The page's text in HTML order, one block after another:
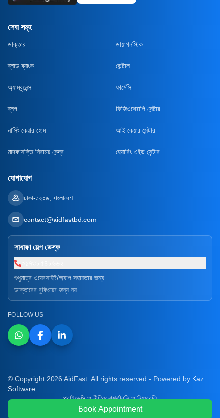
Book Appointment
সেবা সমূহ
ডাক্তার ডায়াগনস্টিক
ব্লাড ব্যাংক ডেন্টাল
অ্যাম্বুলেন্স ফার্মেসি
ব্লগ ফিজিওথেরাপি সেন্টার
নার্সিং কেয়ার হোম আই কেয়ার সেন্টার
মাদকাসক্তি নিরাময় কেন্দ্র হেয়ারিং এইড সেন্টার
যোগাযোগ
ঢাকা-১২০৯, বাংলাদেশ
contact@aidfastbd.com
সাধারণ হেল্প ডেস্ক
শুধুমাত্র ওয়েবসাইট/অ্যাপ সহায়তার জন্য
ডাক্তারের বুকিংয়ের জন্য নয়
FOLLOW US
© Copyright 2026 AidFast. All rights reserved - Powered by Kaz
Software
প্রাইভেসি ও নীতিমালাশর্তাবলি ও নিয়মাবলি